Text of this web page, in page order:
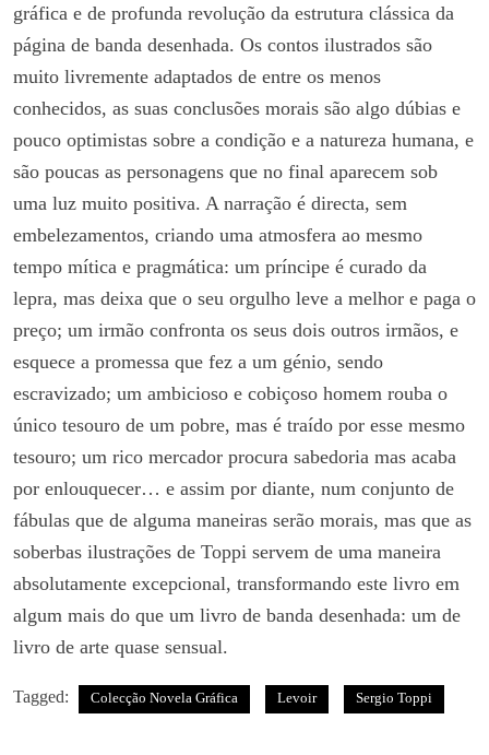
gráfica e de profunda revolução da estrutura clássica da
página de banda desenhada. Os contos ilustrados são
muito livremente adaptados de entre os menos
conhecidos, as suas conclusões morais são algo dúbias e
pouco optimistas sobre a condição e a natureza humana, e
são poucas as personagens que no final aparecem sob
uma luz muito positiva. A narração é directa, sem
embelezamentos, criando uma atmosfera ao mesmo
tempo mítica e pragmática: um príncipe é curado da
lepra, mas deixa que o seu orgulho leve a melhor e paga o
preço; um irmão confronta os seus dois outros irmãos, e
esquece a promessa que fez a um génio, sendo
escravizado; um ambicioso e cobiçoso homem rouba o
único tesouro de um pobre, mas é traído por esse mesmo
tesouro; um rico mercador procura sabedoria mas acaba
por enlouquecer… e assim por diante, num conjunto de
fábulas que de alguma maneiras serão morais, mas que as
soberbas ilustrações de Toppi servem de uma maneira
absolutamente excepcional, transformando este livro em
algum mais do que um livro de banda desenhada: um de
livro de arte quase sensual.
Tagged: Colecção Novela Gráfica Levoir Sergio Toppi